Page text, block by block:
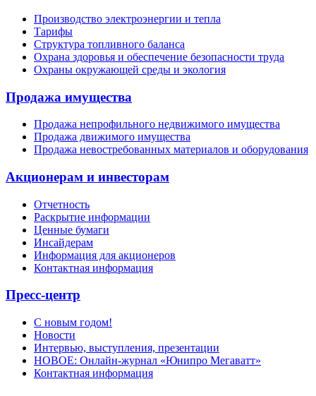
Производство электроэнергии и тепла
Тарифы
Структура топливного баланса
Охрана здоровья и обеспечение безопасности труда
Охраны окружающей среды и экология
Продажа имущества
Продажа непрофильного недвижимого имущества
Продажа движимого имущества
Продажа невостребованных материалов и оборудования
Акционерам и инвесторам
Отчетность
Раскрытие информации
Ценные бумаги
Инсайдерам
Информация для акционеров
Контактная информация
Пресс-центр
С новым годом!
Новости
Интервью, выступления, презентации
НОВОЕ: Онлайн-журнал «Юнипро Мегаватт»
Контактная информация